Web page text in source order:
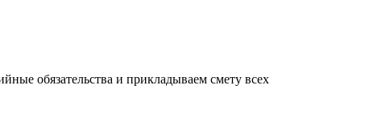
обязательства и прикладываем смету всех